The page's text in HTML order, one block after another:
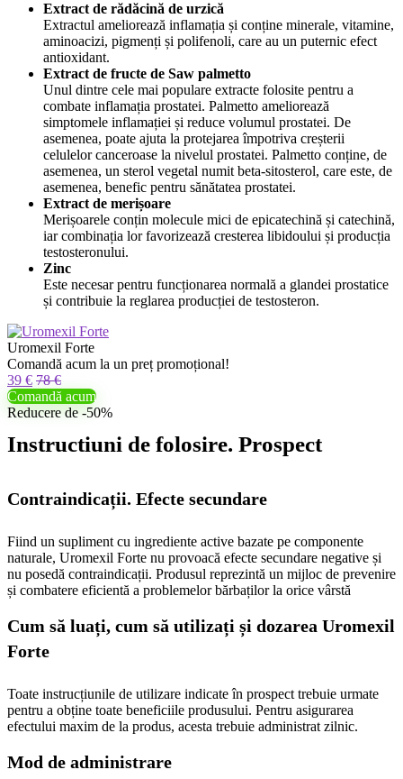
Extract de rădăcină de urzică
Extractul ameliorează inflamația și conține minerale, vitamine,
aminoacizi, pigmenți și polifenoli, care au un puternic efect
antioxidant.
Extract de fructe de Saw palmetto
Unul dintre cele mai populare extracte folosite pentru a
combate inflamația prostatei. Palmetto ameliorează
simptomele inflamației și reduce volumul prostatei. De
asemenea, poate ajuta la protejarea împotriva creșterii
celulelor canceroase la nivelul prostatei. Palmetto conține, de
asemenea, un sterol vegetal numit beta-sitosterol, care este, de
asemenea, benefic pentru sănătatea prostatei.
Extract de merișoare
Merișoarele conțin molecule mici de epicatechină și catechină,
iar combinația lor favorizează cresterea libidoului și producția
testosteronului.
Zinc
Este necesar pentru funcționarea normală a glandei prostatice
și contribuie la reglarea producției de testosteron.
Uromexil Forte
Comandă acum la un preț promoțional!
39 € 78 €
Comandă acum
Reducere de -50%
Instructiuni de folosire. Prospect
Contraindicații. Efecte secundare
Fiind un supliment cu ingrediente active bazate pe componente
naturale, Uromexil Forte nu provoacă efecte secundare negative și
nu posedă contraindicații. Produsul reprezintă un mijloc de prevenire
și combatere eficientă a problemelor bărbaților la orice vârstă
Cum să luați, cum să utilizați și dozarea Uromexil
Forte
Toate instrucțiunile de utilizare indicate în prospect trebuie urmate
pentru a obține toate beneficiile produsului. Pentru asigurarea
efectului maxim de la produs, acesta trebuie administrat zilnic.
Mod de administrare